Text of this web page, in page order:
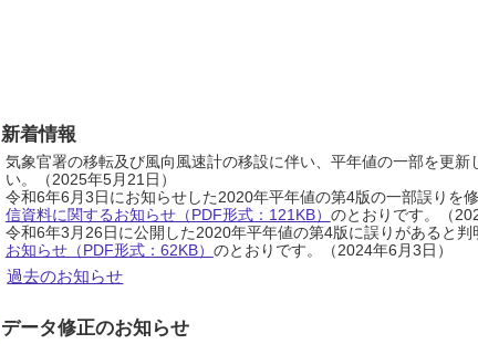
新着情報
気象官署の移転及び風向風速計の移設に伴い、平年値の一部を更新
い。（2025年5月21日）
令和6年6月3日にお知らせした2020年平年値の第4版の一部誤りを
信資料に関するお知らせ（PDF形式：121KB） のとおりです。（
令和6年3月26日に公開した2020年平年値の第4版に誤りがあると
お知らせ（PDF形式：62KB） のとおりです。（2024年6月3日）
過去のお知らせ
データ修正のお知らせ